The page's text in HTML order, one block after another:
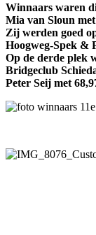
Winnaars waren
Mia van Sloun
Zij werden goed
Hoogweg-Spek &
Op de derde plek
Bridgeclub
Peter Seij met